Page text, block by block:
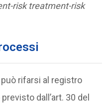
risk treatment-risk
rifarsi al registro
dall’art. 30 del